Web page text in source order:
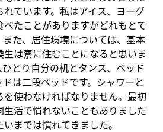
ています。私はアイス、ヨーグ
べたことがありますがどれもとて
た、居住環境については、基本
は寮に住むことになると思いま
とり自分の机とタンス、ベッド
は二段ベッドです。シャワーと
を使わなければなりません。最初
活で慣れないこともありました
までは慣れてきました。